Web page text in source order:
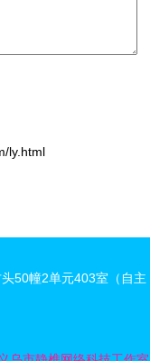
ly.html
50幢2单元403室（自主